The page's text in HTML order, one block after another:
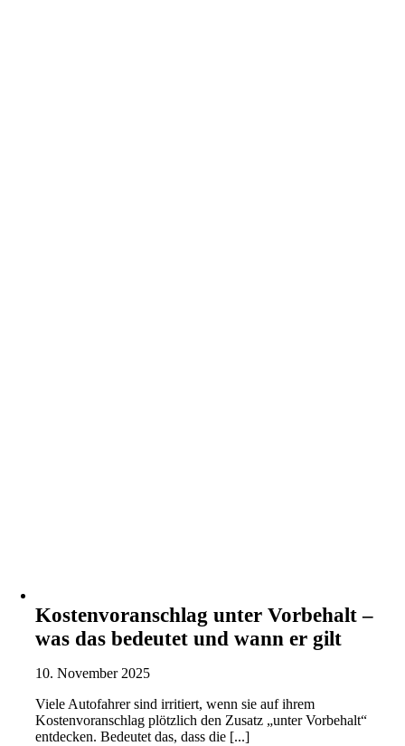
Kostenvoranschlag unter Vorbehalt –
was das bedeutet und wann er gilt
10. November 2025
Viele Autofahrer sind irritiert, wenn sie auf ihrem
Kostenvoranschlag plötzlich den Zusatz „unter Vorbehalt“
entdecken. Bedeutet das, dass die [...]